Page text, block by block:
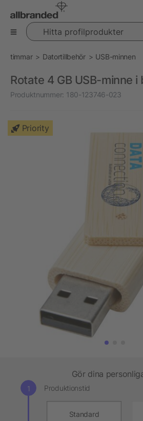
Hitta profilprodukter
timmar Datortillbehör USB-minnen
Rotate 4 GB USB-minne i
Produktnummer: 180-123746-023
Priority
Gör dina
Produktionstid
Standard